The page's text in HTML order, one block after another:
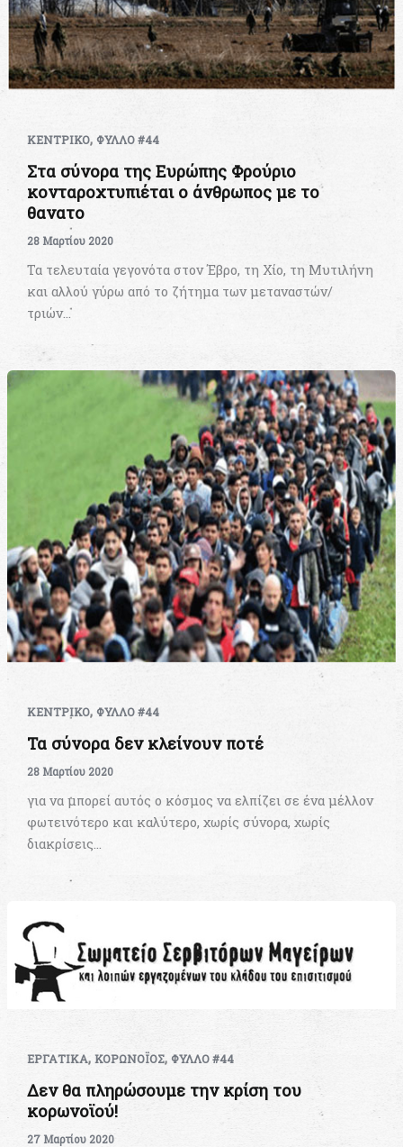
ΚΕΝΤΡΙΚΟ, ΦΥΛΛΟ #44
Στα σύνορα της Ευρώπης Φρούριο
κονταροχτυπιέται ο άνθρωπος με το
θανατο
28 Μαρτίου 2020
Τα τελευταία γεγονότα στον Έβρο, τη Χίο, τη Μυτιλήνη
και αλλού γύρω από το ζήτημα των μεταναστών/
τριών…
ΚΕΝΤΡΙΚΟ, ΦΥΛΛΟ #44
Τα σύνορα δεν κλείνουν ποτέ
28 Μαρτίου 2020
για να μπορεί αυτός ο κόσμος να ελπίζει σε ένα μέλλον
φωτεινότερο και καλύτερο, χωρίς σύνορα, χωρίς
διακρίσεις…
ΕΡΓΑΤΙΚΑ, ΚΟΡΩΝΟΪΟΣ, ΦΥΛΛΟ #44
Δεν θα πληρώσουμε την κρίση του
κορωνοϊού!
27 Μαρτίου 2020